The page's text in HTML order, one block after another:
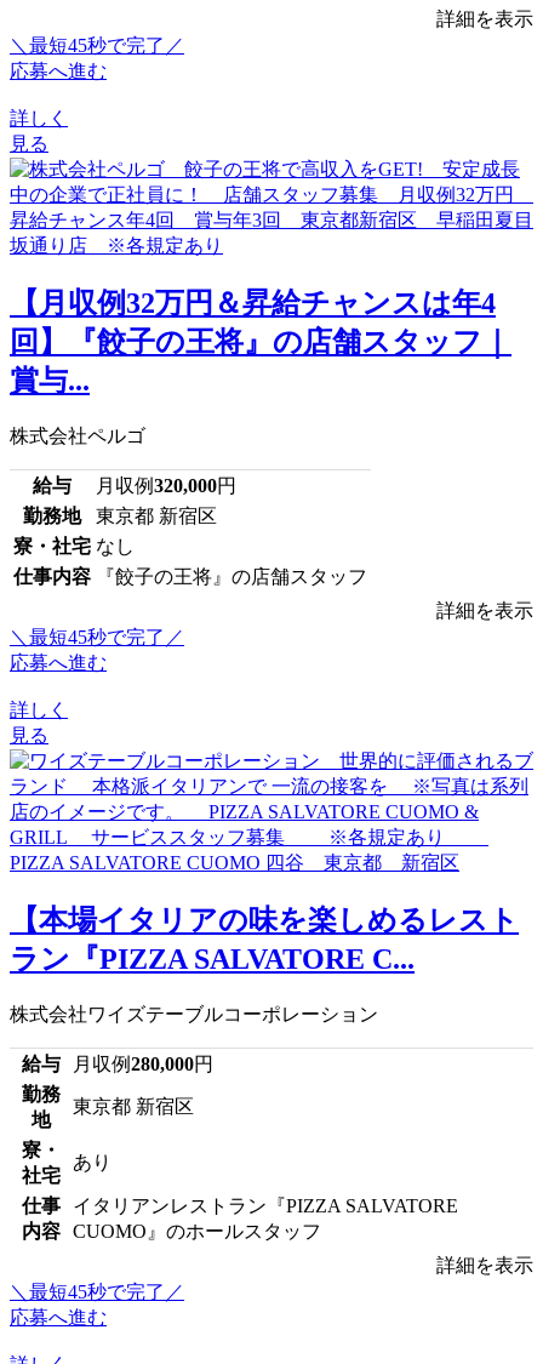
詳細を表示
＼最短45秒で完了／
応募へ進む
詳しく
見る
【月収例32万円＆昇給チャンスは年4
回】『餃子の王将』の店舗スタッフ｜
賞与...
株式会社ペルゴ
給与 月収例320,000円
勤務地
東京都 新宿区
寮・社宅 なし
仕事内容
『餃子の王将』の店舗スタッフ
詳細を表示
＼最短45秒で完了／
応募へ進む
詳しく
見る
【本場イタリアの味を楽しめるレスト
ラン『PIZZA SALVATORE C...
株式会社ワイズテーブルコーポレーション
給与 月収例280,000円
勤務
地
東京都 新宿区
寮・
社宅
あり
仕事
内容
イタリアンレストラン『PIZZA SALVATORE
CUOMO』のホールスタッフ
詳細を表示
＼最短45秒で完了／
応募へ進む